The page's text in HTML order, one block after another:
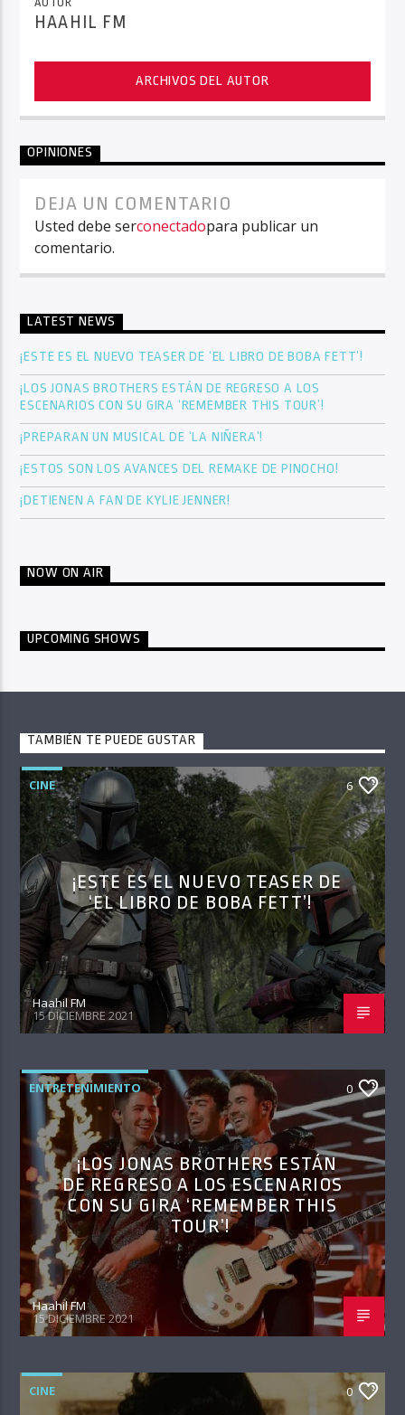
HAAHIL FM
ARCHIVOS DEL AUTOR
OPINIONES
DEJA UN COMENTARIO
Usted debe serconectadopara publicar un
comentario.
LATEST NEWS
¡ESTE ES EL NUEVO TEASER DE ‘EL LIBRO DE BOBA FETT’!
¡LOS JONAS BROTHERS ESTÁN DE REGRESO A LOS
ESCENARIOS CON SU GIRA ‘REMEMBER THIS TOUR’!
¡PREPARAN UN MUSICAL DE ‘LA NIÑERA’!
¡ESTOS SON LOS AVANCES DEL REMAKE DE PINOCHO!
¡DETIENEN A FAN DE KYLIE JENNER!
NOW ON AIR
UPCOMING SHOWS
TAMBIÉN TE PUEDE GUSTAR
CINE 6
¡ESTE ES EL NUEVO TEASER DE
‘EL LIBRO DE BOBA FETT’!
Haahil FM
15 DICIEMBRE 2021
ENTRETENIMIENTO 0
¡LOS JONAS BROTHERS ESTÁN
DE REGRESO A LOS ESCENARIOS
CON SU GIRA ‘REMEMBER THIS
TOUR’!
Haahil FM
15 DICIEMBRE 2021
CINE 0